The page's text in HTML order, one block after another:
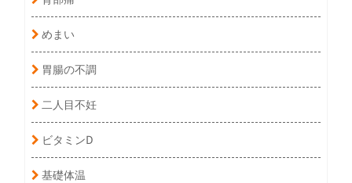
めまい
胃腸の不調
二人目不妊
ビタミンD
基礎体温